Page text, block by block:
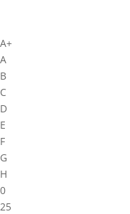
A+
A
B
C
D
E
F
G
H
0
25